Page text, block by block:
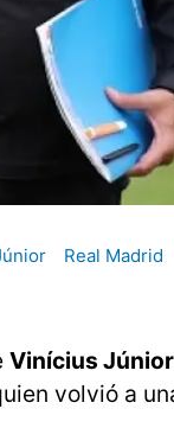
Real Madrid
Vinícius Júnior
volvió a